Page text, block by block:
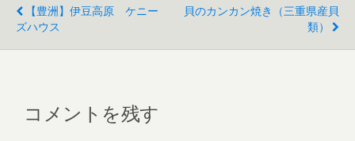
【豊洲】伊豆高原 ケニー
ズハウス
貝のカンカン焼き（三重県産貝
類）
コメントを残す